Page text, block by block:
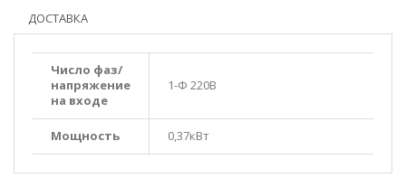
ДОСТАВКА
Число фаз/
напряжение
на входе
1-Ф 220В
Мощность 0,37кВт